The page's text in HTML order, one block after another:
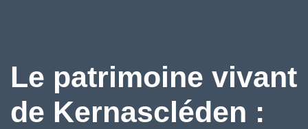
Le patrimoine vivant
de Kernascléden :